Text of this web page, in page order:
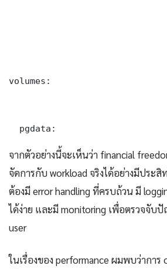
volumes:
  pgdata:
จากตัวอย่างนี้จะเห็นว่า financial
จัดการกับ workload จริงได้อย่างมีประ
ต้องมี error handling ที่ครบถ้วน มี
ได้ง่าย และมี monitoring เพื่อตรวจจั
user
ในเรื่องของ performance ผมพบว่ากา